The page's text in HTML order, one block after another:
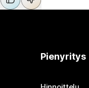
Pienyritys